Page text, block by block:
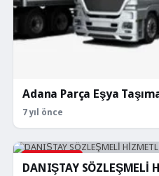
Adana Parça Eşya
7 yıl önce
DANIŞTAY SÖZLEŞMELİ